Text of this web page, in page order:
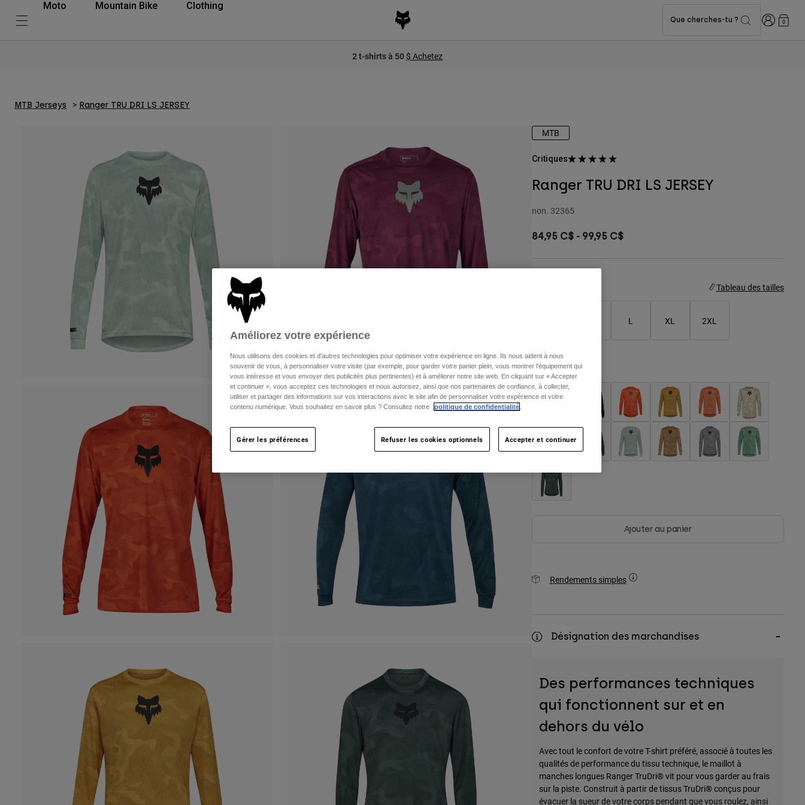
Moto Mountain Bike Clothing
Que cherches-tu ? Connexion
0
2 t-shirts à 50 $ Achetez
MTB Jerseys Ranger TRU DRI LS JERSEY
MTB
Critiques
Ranger TRU DRI LS JERSEY
non. 32365
84,95 C$ - 99,95 C$
Tableau des tailles
L XL 2XL
Color -
Ajouter au panier
Rendements simples
Désignation des marchandises
Des performances techniques
qui fonctionnent sur et en
dehors du vélo
Avec tout le confort de votre T-shirt préféré, associé à toutes les
qualités de performance du tissu technique, le maillot à
manches longues Ranger TruDri® vit pour vous garder au frais
sur la piste. Construit à partir de tissus TruDri® conçus pour
évacuer la sueur de votre corps pendant que vous roulez, ainsi
Améliorez votre expérience
Nous utilisons des cookies et d'autres technologies pour optimiser votre expérience en ligne. Ils nous aident à nous
souvenir de vous, à personnaliser votre visite (par exemple, pour garder votre panier plein, vous montrer l'équipement qui
vous intéresse et vous envoyer des publicités plus pertinentes) et à améliorer notre site web. En cliquant sur « Accepter
et continuer », vous acceptez ces technologies et nous autorisez, ainsi que nos partenaires de confiance, à collecter,
utiliser et partager des informations sur vos interactions avec le site afin de personnaliser votre expérience et votre
contenu numérique. Vous souhaitez en savoir plus ? Consultez notre
politique de confidentialité.
Gérer les préférences Refuser les cookies optionnels Accepter et continuer